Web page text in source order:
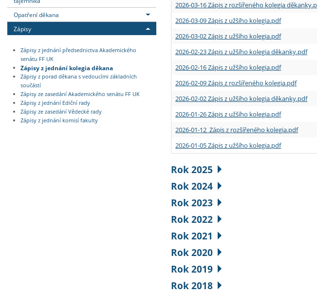
Opatření děkana
Zápisy
Zápisy z jednání předsednictva Akademického
senátu FF UK
Zápisy z jednání kolegia děkana
Zápisy z porad děkana s vedoucími základních
součástí
Zápisy ze zasedání Akademického senátu FF UK
Zápisy z jednání Ediční rady
Zápisy ze zasedání Vědecké rady
Zápisy z jednání komisí fakulty
2026-03-16 Zápis z rozšířeného kolegia
2026-03-09 Zápis z užšího kolegia.pdf
2026-03-02 Zápis z užšího kolegia.pdf
2026-02-23 Zápis z užšího kolegia děkanky.pdf
2026-02-16 Zápis z užšího kolegia.pdf
2026-02-09 Zápis z rozšířeného kolegia.pdf
2026-02-02 Zápis z užšího kolegia děkanky.pdf
2026-01-26 Zápis z užšího kolegia.pdf
2026-01-12 Zápis z rozšířeného kolegia.pdf
2026-01-05 Zápis z užšího kolegia.pdf
Rok 2025
Rok 2024
Rok 2023
Rok 2022
Rok 2021
Rok 2020
Rok 2019
Rok 2018